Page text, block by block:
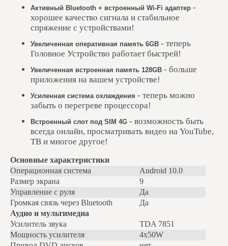
Активный Bluetooth + встроенный Wi-Fi адаптер -
хорошее качество сигнала и стабильное
спряжение с устройствами!
Увеличенная оперативная память 6GB - теперь
Головное Устройство работает быстрей!
Увеличенная встроенная память 128GB - больше
приложения на вашем устройстве!
Усиленная система охлаждения - теперь можно
забыть о перегреве процессора!
Встроенный слот под SIM 4G - возможность быть
всегда онлайн, просматривать видео на YouTube,
ТВ и многое другое!
Основные характеристики
Операционная система
Android 10.0
Размер экрана
9
Управление с руля
Да
Громкая связь через Bluetooth
Да
Аудио и мультимедиа
Усилитель звука
TDA 7851
Мощность усилителя
4x50W